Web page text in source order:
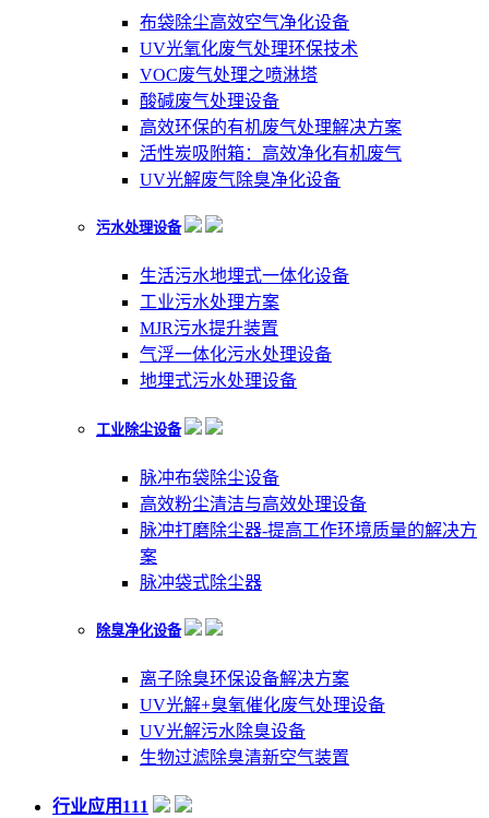
布袋除尘高效空气净化设备
UV光氧化废气处理环保技术
VOC废气处理之喷淋塔
酸碱废气处理设备
高效环保的有机废气处理解决方案
活性炭吸附箱：高效净化有机废气
UV光解废气除臭净化设备
污水处理设备
生活污水地埋式一体化设备
工业污水处理方案
MJR污水提升装置
气浮一体化污水处理设备
地埋式污水处理设备
工业除尘设备
脉冲布袋除尘设备
高效粉尘清洁与高效处理设备
脉冲打磨除尘器-提高工作环境质量的解决方
案
脉冲袋式除尘器
除臭净化设备
离子除臭环保设备解决方案
UV光解+臭氧催化废气处理设备
UV光解污水除臭设备
生物过滤除臭清新空气装置
行业应用111